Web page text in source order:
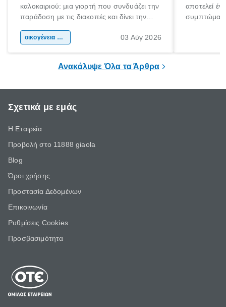
καλοκαιριού: μια γιορτή που συνδυάζει την
παράδοση με τις διακοπές και δίνει την
χώρας. Είτε πρόκειται για λίγες μέρες
οικογένεια & παιδί 03 Αύγ 2026
αποτελεί
Ανακάλυψε Όλα τα Άρθρα
Σχετικά με εμάς
Η Εταιρεία
Προβολή στο 11888 giaola
Blog
Όροι χρήσης
Προστασία Δεδομένων
Επικοινωνία
Ρυθμίσεις Cookies
Προσβασιμότητα